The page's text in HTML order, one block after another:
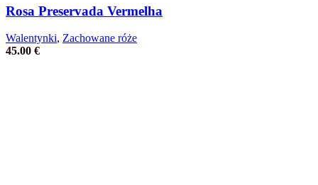
Rosa Preservada Vermelha
Walentynki, Zachowane róże
45.00 €